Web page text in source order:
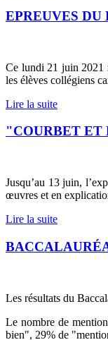
EPREUVES DU
Ce lundi 21 juin 2021
les élèves collégiens
Lire la suite
"COURBET ET
Jusqu’au 13 juin,
œuvres et en
Lire la suite
Les résultats du
Le nombre de
bien", 29% de